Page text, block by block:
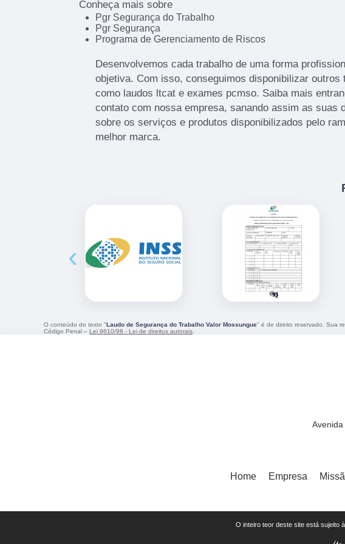
Conheça mais sobre
Pgr Segurança do Trabalho
Pgr Segurança
Programa de Gerenciamento de Riscos
Desenvolvemos cada trabalho de uma forma
objetiva. Com isso, conseguimos disponibilizar outros
como laudos ltcat e exames pcmso. Saiba mais
contato com nossa empresa, sanando assim as suas
sobre os serviços e produtos disponibilizados pelo
melhor marca.
‹
O conteúdo do texto "Laudo de Segurança do Trabalho Valor Mossungue" é de direito reservado. Sua
Código Penal – Lei 9610/98 - Lei de direitos autorais
Home Empresa
O inteiro teor deste site está sujeito